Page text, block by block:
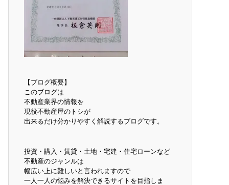
【ブログ概要】
このブログは
不動産業界の情報を
現役不動産屋のトシが
出来るだけ分かりやすく解説するブログです。
投資・購入・賃貸・土地・宅建・住宅ローンなど
不動産のジャンルは
幅広い上に難しいと言われますので
一人一人の悩みを解決できるサイトを目指しま